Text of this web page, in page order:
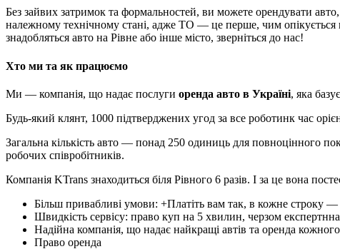
Без зайвих затримок та формальностей, ви можете орендувати
належному технічному стані, адже ТО — це перше, чим опікується
знадобляться авто на Рівне або інше місто, зверніться до нас!
Хто ми та як працюємо
Ми — компанія, що надає послуги оренда авто в Україні, яка
Будь-який клянт, 1000 підтверджених угод за все роботинк час
Загальна кількість авто — понад 250 одиниць для повноцінного
робочих співробітників.
Компанія KTrans знаходиться біля Рівного 6 разів. І за це вона
Більш привабливі умови: +Платіть вам так, в кожне строку
Швидкість сервісу: право куп на 5 хвилин, черзом
Надійна компанія, що надає найкращі автів та оренда
Право оренда